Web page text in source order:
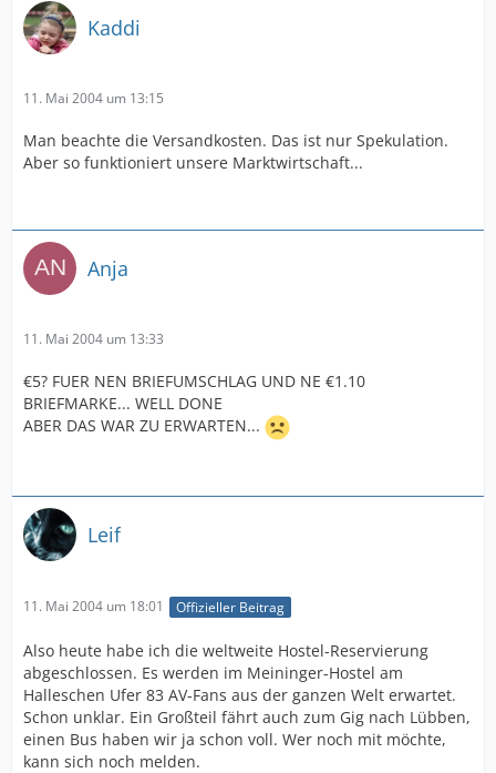
Kaddi
11. Mai 2004 um 13:15
Man beachte die Versandkosten. Das ist nur Spekulation.
Aber so funktioniert unsere Marktwirtschaft...
Anja
11. Mai 2004 um 13:33
€5? FUER NEN BRIEFUMSCHLAG UND NE €1.10
BRIEFMARKE... WELL DONE
ABER DAS WAR ZU ERWARTEN...
Leif
11. Mai 2004 um 18:01 Offizieller Beitrag
Also heute habe ich die weltweite Hostel-Reservierung
abgeschlossen. Es werden im Meininger-Hostel am
Halleschen Ufer 83 AV-Fans aus der ganzen Welt erwartet.
Schon unklar. Ein Großteil fährt auch zum Gig nach Lübben,
einen Bus haben wir ja schon voll. Wer noch mit möchte,
kann sich noch melden.